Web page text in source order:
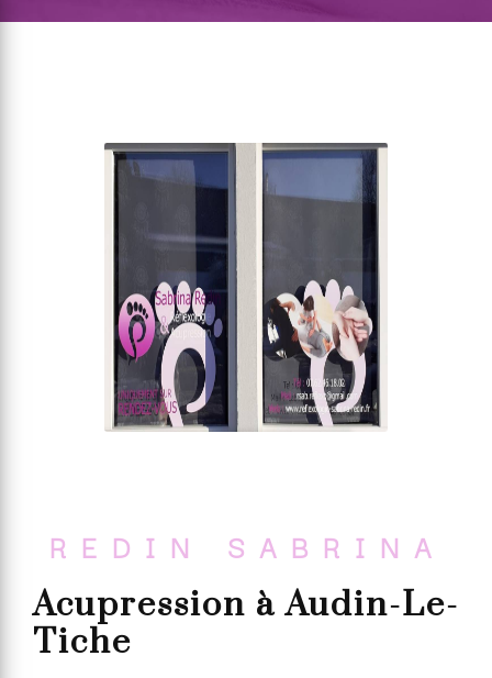
REDIN SABRINA
Acupression à Audin-Le-
Tiche